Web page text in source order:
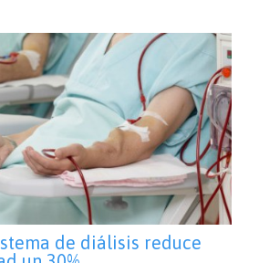
de diálisis reduce